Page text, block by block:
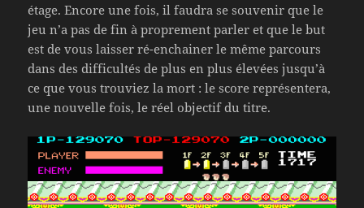
étage. Encore une fois, il faudra se souvenir que le
jeu n’a pas de fin à proprement parler et que le but
est de vous laisser ré-enchainer le même parcours
dans des difficultés de plus en plus élevées jusqu’à
ce que vous trouviez la mort : le score représentera,
une nouvelle fois, le réel objectif du titre.